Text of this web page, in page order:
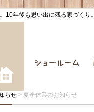
10年後も思い出に残る家づくり。
らせ > 夏季休業のお知らせ